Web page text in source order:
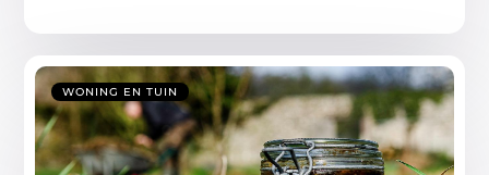
WONING EN TUIN